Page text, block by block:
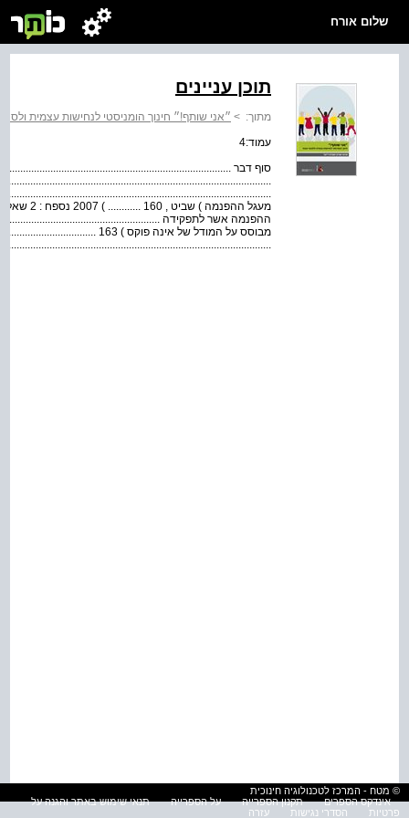
שלום אורח
תוכן עניינים
מתוך: > ״אני שותף!״ חינוך הומניסטי לנחישות עצמית
עמוד:4
מעגל
© מטח - המרכז לטכנולוגיה חינוכית
אינדקס הספרים
תקנון הספרייה על הספרייה
תנאי שימוש באתר והגנה על
פרטיות
הסדרי נגישות עזרה